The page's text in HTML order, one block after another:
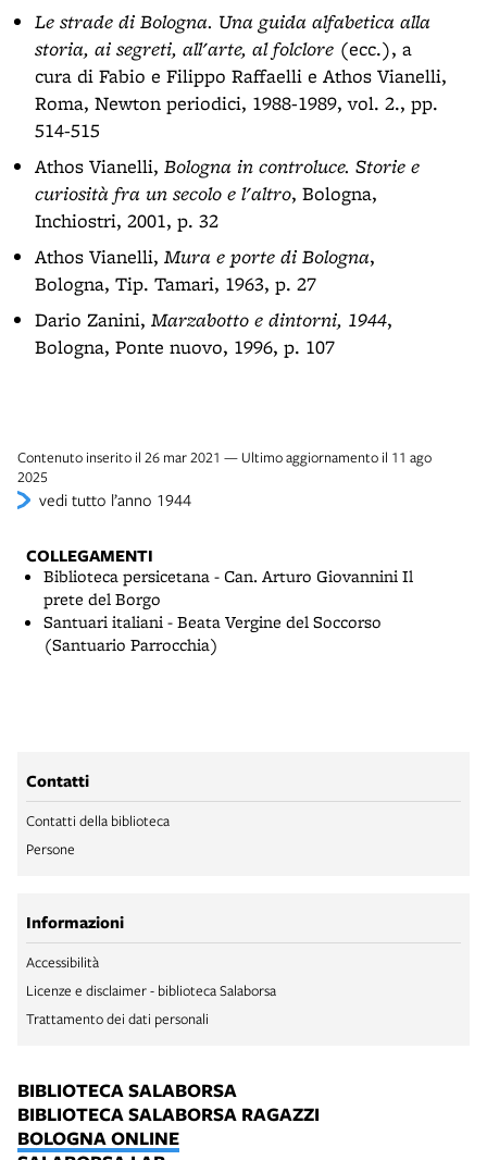
Le strade di Bologna. Una guida alfabetica alla
storia, ai segreti, all'arte, al folclore (ecc.), a
cura di Fabio e Filippo Raffaelli e Athos Vianelli,
Roma, Newton periodici, 1988-1989, vol. 2., pp.
514-515
Athos Vianelli, Bologna in controluce. Storie e
curiosità fra un secolo e l'altro, Bologna,
Inchiostri, 2001, p. 32
Athos Vianelli, Mura e porte di Bologna,
Bologna, Tip. Tamari, 1963, p. 27
Dario Zanini, Marzabotto e dintorni, 1944,
Bologna, Ponte nuovo, 1996, p. 107
Contenuto inserito il 26 mar 2021 — Ultimo aggiornamento il 11 ago
2025
vedi tutto l’anno 1944
COLLEGAMENTI
Biblioteca persicetana - Can. Arturo Giovannini Il
prete del Borgo
Santuari italiani - Beata Vergine del Soccorso
(Santuario Parrocchia)
Contatti
Contatti della biblioteca
Persone
Informazioni
Accessibilità
Licenze e disclaimer - biblioteca Salaborsa
Trattamento dei dati personali
BIBLIOTECA SALABORSA
BIBLIOTECA SALABORSA RAGAZZI
BOLOGNA ONLINE